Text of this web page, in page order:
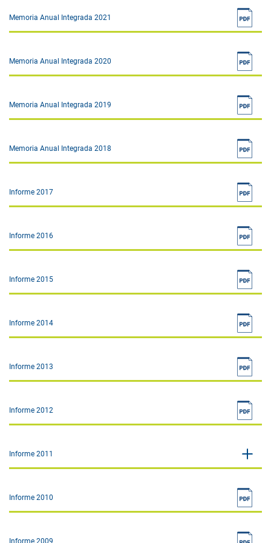
Memoria Anual Integrada 2021
Memoria Anual Integrada 2020
Memoria Anual Integrada 2019
Memoria Anual Integrada 2018
Informe 2017
Informe 2016
Informe 2015
Informe 2014
Informe 2013
Informe 2012
Informe 2011
Informe 2010
Informe 2009